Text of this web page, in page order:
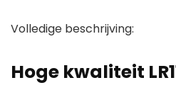
Volledige beschrijving:
Hoge kwaliteit